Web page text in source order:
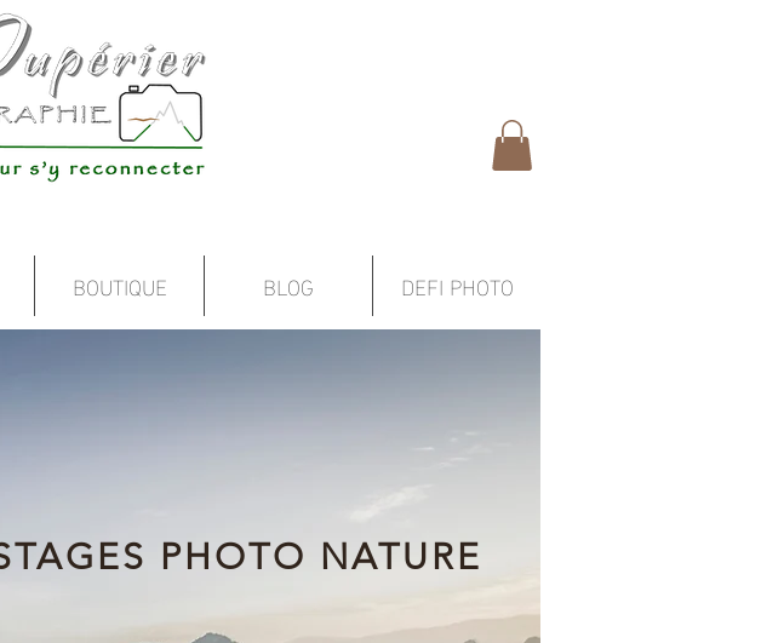
BOUTIQUE BLOG DEFI PHOTO
PHOTO NATURE